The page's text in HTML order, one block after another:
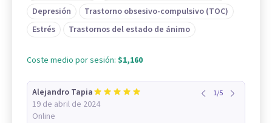
Depresión
Trastorno obsesivo-compulsivo (TOC)
Estrés
Trastornos del estado de ánimo
Coste medio por sesión: $1,160
Alejandro Tapia
19 de abril de 2024
Online
1/5